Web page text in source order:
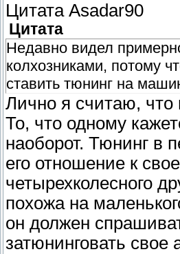
Цитата Asadar90
Цитата
Недавно видел
колхозниками, потому
ставить тюнинг на
Лично я считаю, что
То, что одному
наоборот. Тюнинг в
его отношение к
четырехколесного
похожа на
он должен
затюнинговать